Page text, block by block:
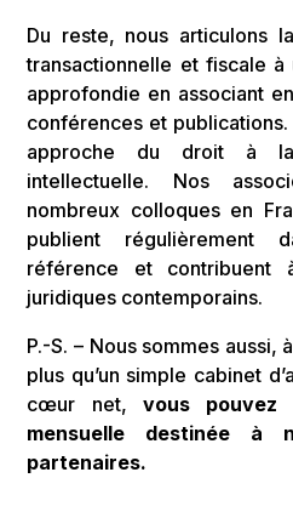
Du reste, nous articulons
transactionnelle et fiscale
approfondie en associant
conférences et
approche du droit à
intellectuelle. Nos
nombreux colloques en
publient régulièrement
référence et contribuent
juridiques contemporains.
P.-S. –Nous sommes aussi,
plus qu’un simple cabinet
cœur net, vous
mensuelle destinée à
partenaires.